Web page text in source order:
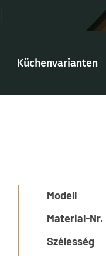
Küchenvarianten
Modell
Material-Nr.
Szélesség